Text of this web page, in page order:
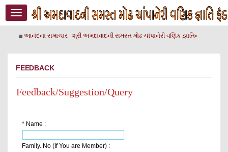
Toggle
navigation
આનંદના સમાચાર
શ્રી અમદાવાદની સમસ્ત મોઢ ચાંપાનેરી વણિક જ્ઞાતિના
FEEDBACK
Feedback/Suggestion/Query
* Name :
Family. No (If You are Member) :